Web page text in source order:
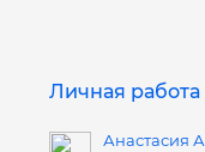
Личная работа
Анастасия